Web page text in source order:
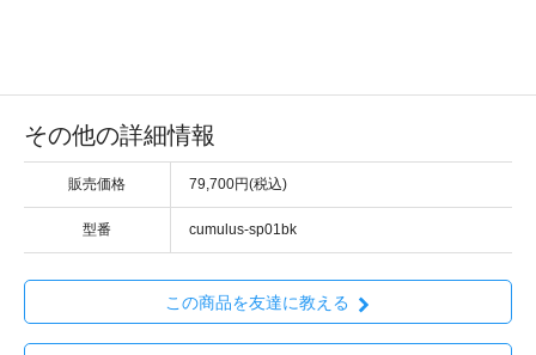
その他の詳細情報
販売価格 79,700円(税込)
型番 cumulus-sp01bk
この商品を友達に教える